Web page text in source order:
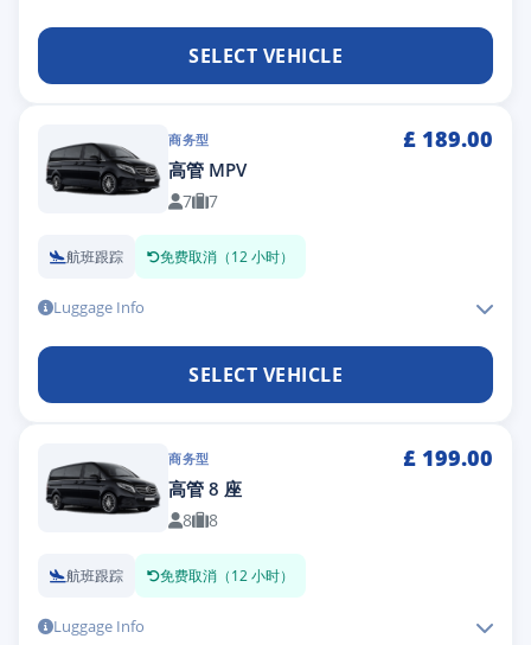
SELECT VEHICLE
商务型 £ 189.00
高管 MPV
7 7
航班跟踪 免费取消（12 小时）
Luggage Info
SELECT VEHICLE
商务型 £ 199.00
高管 8 座
8 8
航班跟踪 免费取消（12 小时）
Luggage Info